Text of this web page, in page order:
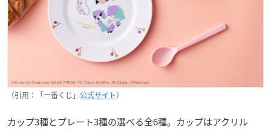
（引用：「一番くじ」 公式サイト）
カップ3種とプレート3種の選べる全6種。カップはアクリル